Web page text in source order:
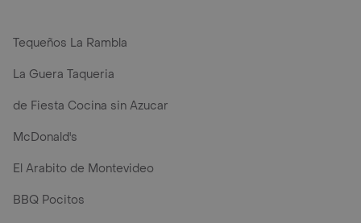
Tequeños La Rambla
La Guera Taqueria
de Fiesta Cocina sin Azucar
McDonald's
El Arabito de Montevideo
BBQ Pocitos